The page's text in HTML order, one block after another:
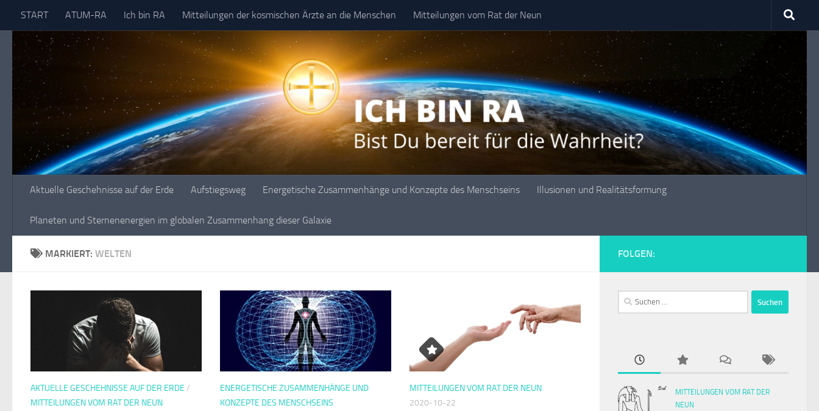
Skip to content
START ATUM-RA Ich bin RA Mitteilungen der kosmischen Ärzte an die Menschen Mitteilungen vom Rat der Neun
Aktuelle Geschehnisse auf der Erde Aufstiegsweg Energetische Zusammenhänge und Konzepte des Menschseins Illusionen und Realitätsformung
Planeten und Sternenenergien im globalen Zusammenhang dieser Galaxie
MARKIERT: WELTEN
AKTUELLE GESCHEHNISSE AUF DER ERDE /
MITTEILUNGEN VOM RAT DER NEUN
ENERGETISCHE ZUSAMMENHÄNGE UND
KONZEPTE DES MENSCHSEINS
MITTEILUNGEN VOM RAT DER NEUN
2020-10-22
FOLGEN:
Suchen
nach:
MITTEILUNGEN VOM RAT DER
NEUN